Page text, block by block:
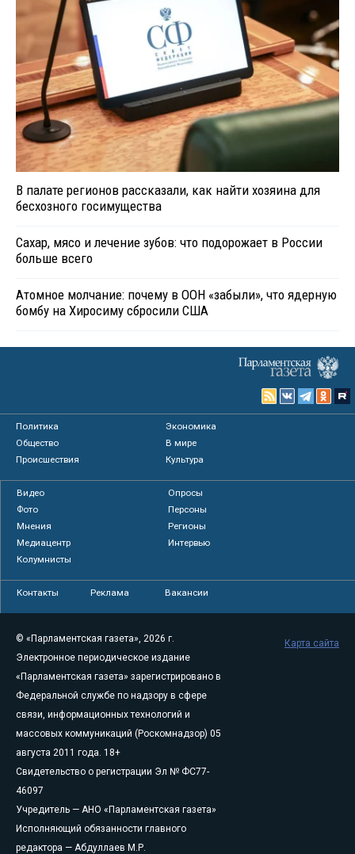
В палате регионов рассказали, как найти хозяина для
бесхозного госимущества
Сахар, мясо и лечение зубов: что подорожает в России
больше всего
Атомное молчание: почему в ООН «забыли», что ядерную
бомбу на Хиросиму сбросили США
Политика
Экономика
Общество
В мире
Происшествия
Культура
Видео
Опросы
Фото
Персоны
Мнения
Регионы
Медиацентр
Интервью
Колумнисты
Контакты Реклама Вакансии
© «Парламентская газета», 2026 г.
Электронное периодическое издание
«Парламентская газета» зарегистрировано в
Федеральной службе по надзору в сфере
связи, информационных технологий и
массовых коммуникаций (Роскомнадзор) 05
августа 2011 года. 18+
Свидетельство о регистрации Эл № ФС77-
46097
Учредитель — АНО «Парламентская газета»
Исполняющий обязанности главного
редактора — Абдуллаев М.Р.
Карта сайта